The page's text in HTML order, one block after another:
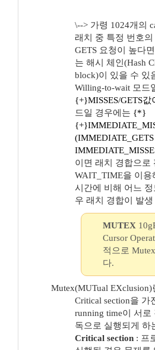
\--> 가령 1024개의
래치 중 특정 번호
GETS 요청이 높다
는 해시 체인(Hash
block)이 있을 수 있
Willing-to-wait 모드
{+}MISSES/GETS
드일 경우에는 {*}
이면 래치 경합으로
WAIT_TIME을 이용
시간에 비해 어느
우 래치 경합이 발생
MUTEX
Cursor
적으로
다.
Mutex(MUTual EXclusion)
Critical section을 가
running time이 서
독으로 실행되게 하
Critical section : 프